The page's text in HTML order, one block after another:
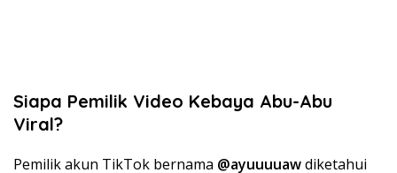
Siapa Pemilik Video Kebaya Abu-Abu
Viral?
Pemilik akun TikTok bernama @ayuuuuawdiketahui